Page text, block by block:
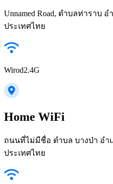
Unnamed Road, ตำบลท่าราบ
ประเทศไทย
Wirod2.4G
Home WiFi
ถนนที่ไม่มีชื่อ ตำบล บางป่า อำ
ประเทศไทย